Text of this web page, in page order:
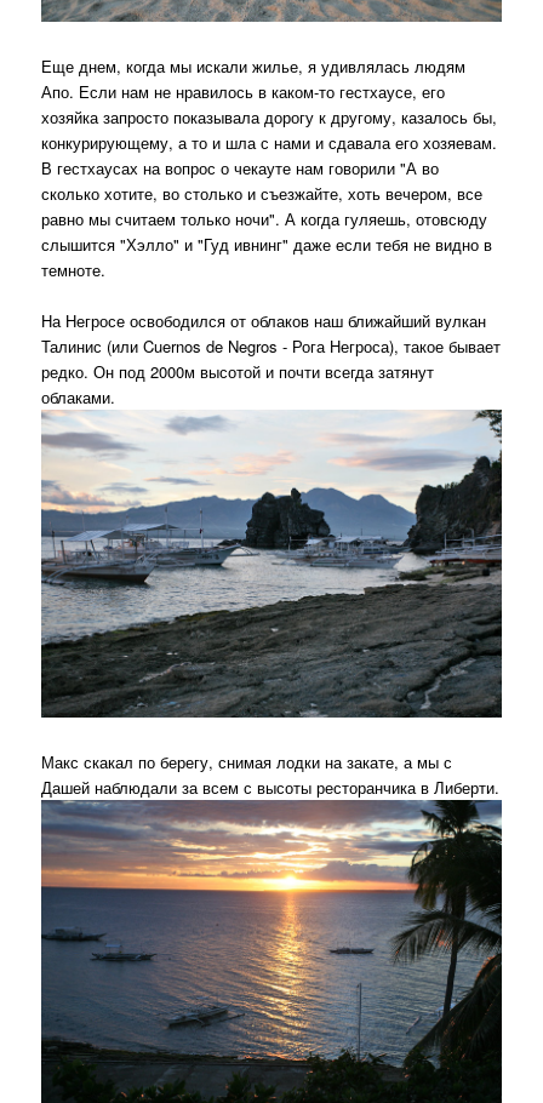
Еще днем, когда мы искали жилье, я удивлялась людям
Апо. Если нам не нравилось в каком-то гестхаусе, его
хозяйка запросто показывала дорогу к другому, казалось бы,
конкурирующему, а то и шла с нами и сдавала его хозяевам.
В гестхаусах на вопрос о чекауте нам говорили "А во
сколько хотите, во столько и съезжайте, хоть вечером, все
равно мы считаем только ночи". А когда гуляешь, отовсюду
слышится "Хэлло" и "Гуд ивнинг" даже если тебя не видно в
темноте.
На Негросе освободился от облаков наш ближайший вулкан
Талинис (или Cuernos de Negros - Рога Негроса), такое бывает
редко. Он под 2000м высотой и почти всегда затянут
облаками.
Макс скакал по берегу, снимая лодки на закате, а мы с
Дашей наблюдали за всем с высоты ресторанчика в Либерти.